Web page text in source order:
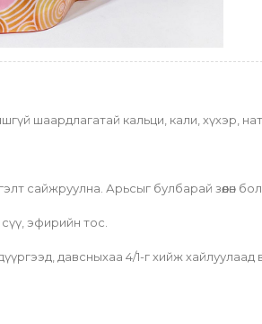
шаардлагатай кальци, кали, хүхэр,
сайжруулна. Арьсыг булбарай зөөлөн
эфирийн тос.
давсныхаа 4/1-г хийж